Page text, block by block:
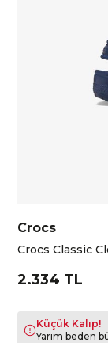
Crocs
Crocs Classic
2.334 TL
Küçük Kalıp!
Yarım beden